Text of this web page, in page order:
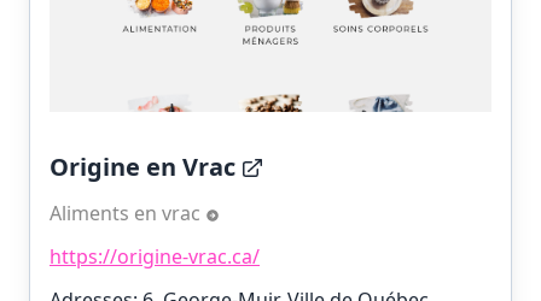
Origine en Vrac
Aliments en vrac
https://origine-vrac.ca/